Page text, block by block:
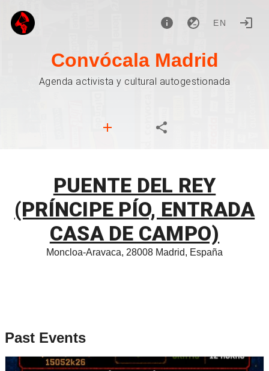
EN
Convócala Madrid
Agenda activista y cultural autogestionada
PUENTE DEL REY
(PRÍNCIPE PÍO, ENTRADA
CASA DE CAMPO)
Moncloa-Aravaca, 28008 Madrid, España
Past Events